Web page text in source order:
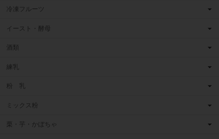
冷凍フルーツ
イースト・酵母
酒類
練乳
粉 乳
ミックス粉
栗・芋・かぼちゃ